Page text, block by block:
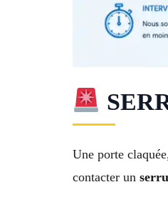
Une porte
contacter un